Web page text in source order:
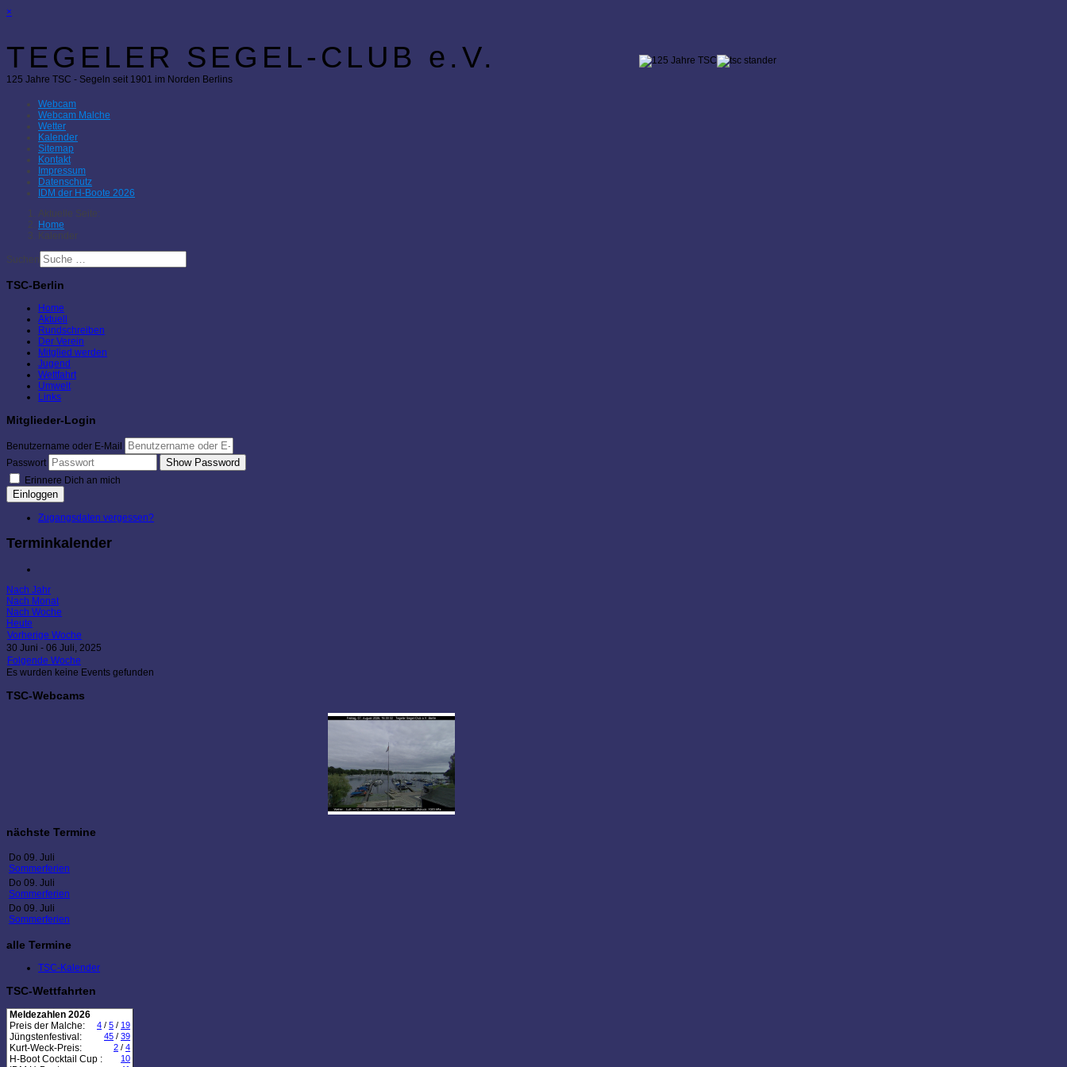
×
TEGELER SEGEL-CLUB e.V.
125 Jahre TSC - Segeln seit 1901 im Norden Berlins
Webcam
Webcam Malche
Wetter
Kalender
Sitemap
Kontakt
Impressum
Datenschutz
IDM der H-Boote 2026
Aktuelle Seite:
Home
Kalender
Suchen
TSC-Berlin
Home
Aktuell
Rundschreiben
Der Verein
Mitglied werden
Jugend
Wettfahrt
Umwelt
Links
Mitglieder-Login
Benutzername oder E-Mail
Passwort
Show Password
Erinnere Dich an mich
Einloggen
Zugangsdaten vergessen?
Terminkalender
Nach Jahr
Nach Monat
Nach Woche
Heute
Vorherige Woche
30 Juni - 06 Juli, 2025
Folgende Woche
Es wurden keine Events gefunden
TSC-Webcams
nächste Termine
Do 09. Juli
Sommerferien
Do 09. Juli
Sommerferien
Do 09. Juli
Sommerferien
alle Termine
TSC-Kalender
TSC-Wettfahrten
Meldezahlen 2026
Preis der Malche:
4 / 5 / 19
Jüngstenfestival: 45 / 39
Kurt-Weck-Preis: 2 / 4
H-Boot Cocktail Cup : 10